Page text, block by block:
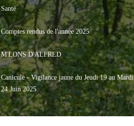
Santé
Comptes rendus de l'année 2025
M'LONS D'ALFRED
Canicule - Vigilance jaune du Jeudi 19 au Mardi
24 Juin 2025